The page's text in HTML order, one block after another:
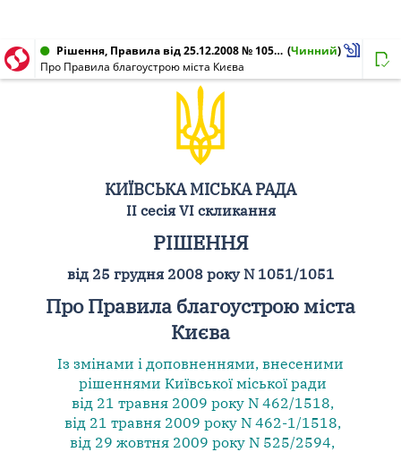
Рішення, Правила від 25.12.2008 № 1051/1051 (Чинний)
Про Правила благоустрою міста Києва
КИЇВСЬКА МІСЬКА РАДА
II сесія VI скликання
РІШЕННЯ
від 25 грудня 2008 року N 1051/1051
Про Правила благоустрою міста
Києва
Із змінами і доповненнями, внесеними
рішеннями Київської міської ради
від 21 травня 2009 року N 462/1518,
від 21 травня 2009 року N 462-1/1518,
від 29 жовтня 2009 року N 525/2594,